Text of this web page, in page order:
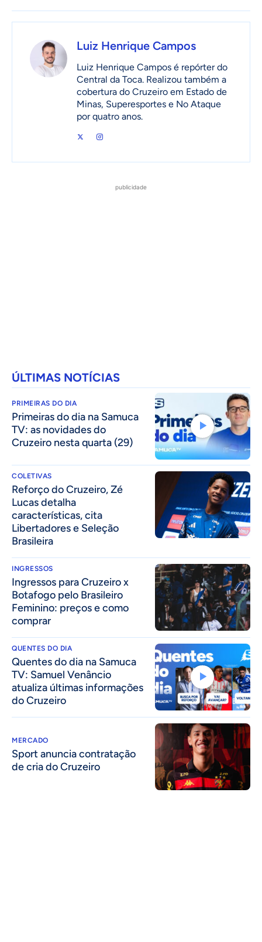
Luiz Henrique Campos
Luiz Henrique Campos é repórter do
Central da Toca. Realizou também a
cobertura do Cruzeiro em Estado de
Minas, Superesportes e No Ataque
por quatro anos.
publicidade
ÚLTIMAS NOTÍCIAS
PRIMEIRAS DO DIA
Primeiras do dia na Samuca
TV: as novidades do
Cruzeiro nesta quarta (29)
COLETIVAS
⁠Reforço do Cruzeiro, Zé
Lucas detalha
características, cita
Libertadores e Seleção
Brasileira
INGRESSOS
Ingressos para Cruzeiro x
Botafogo pelo Brasileiro
Feminino: preços e como
comprar
QUENTES DO DIA
Quentes do dia na Samuca
TV: Samuel Venâncio
atualiza últimas informações
do Cruzeiro
MERCADO
Sport anuncia contratação
de cria do Cruzeiro